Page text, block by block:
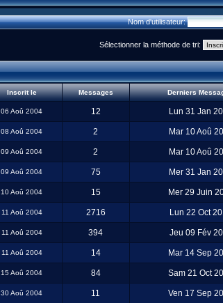
Nom d'utilisateur:
Sélectionner la méthode de tri:
Inscrit le Messages Derniers
06 Aoû 2004 12 Lun 31 Jan
08 Aoû 2004 2 Mar 10 Aoû
09 Aoû 2004 2 Mar 10 Aoû
09 Aoû 2004 75 Mer 31 Jan
10 Aoû 2004 15 Mer 29 Juin
11 Aoû 2004 2716 Lun 22 Oct
11 Aoû 2004 394 Jeu 09 Fév
11 Aoû 2004 14 Mar 14 Sep
15 Aoû 2004 84 Sam 21 Oct
30 Aoû 2004 11 Ven 17 Sep